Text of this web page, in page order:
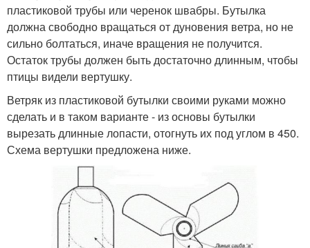
пластиковой трубы или черенок швабры. Бутылка
должна свободно вращаться от дуновения ветра, но не
сильно болтаться, иначе вращения не получится.
Остаток трубы должен быть достаточно длинным, чтобы
птицы видели вертушку.
Ветряк из пластиковой бутылки своими руками можно
сделать и в таком варианте - из основы бутылки
вырезать длинные лопасти, отогнуть их под углом в 450.
Схема вертушки предложена ниже.